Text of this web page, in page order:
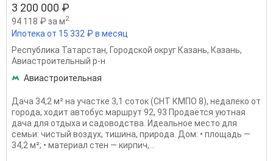
3 200 000 ₽
94 118 ₽ за м2
Ипотека от 15 332 ₽ в месяц
Республика Татарстан, Городской округ Казань, Казань,
Авиастроительный р-н
Авиастроительная
Дача 34,2 м² на участке 3,1 соток (СНТ КМПО 8), недалеко от
города, ходит автобус маршрут 92, 93 Продаётся уютная
дача для отдыха и садоводства. Идеальное место для
семьи: чистый воздух, тишина, природа. Дом: • площадь —
34,2 м²; • материал стен — кирпич,...